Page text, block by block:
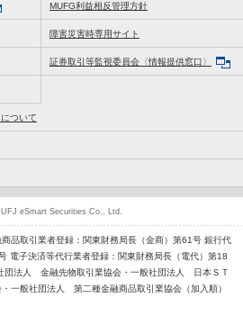
MUFG利益相反管理方針
障害災害時専用サイト
証券取引等監視委員会〈情報提供窓口〉
ついて
品取引業者登録：関東財務局長（金商）第61号 銀行代
電子決済等代行業者登録：関東財務局長（電代）第18
団法人 金融先物取引業協会・一般社団法人 日本ＳＴ
一般社団法人 第二種金融商品取引業協会（加入順）
eSmart Securities Co., Ltd.